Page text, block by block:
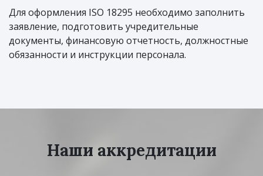
Для оформления ISO 18295 необходимо заполнить
заявление, подготовить учредительные
документы, финансовую отчетность, должностные
обязанности и инструкции персонала.
Наши аккредитации